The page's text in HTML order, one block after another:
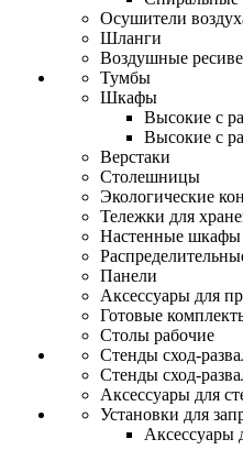
Осушители
Шланги
Воздушные
Тумбы
Шкафы
Высокие с
Высокие с
Верстаки
Столешницы
Экологические
Тележки для
Настенные шкафы
Панели
Аксессуары для
Готовые
Столы рабочие
Стенды сход-
Стенды сход-
Аксессуары для
Установки для
Аксессуары